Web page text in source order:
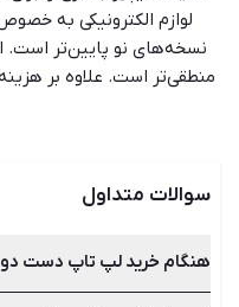
لوازم الکترونیکی به
نسخه‌های نو پایین‌تر است.
منطقی‌تر است. علاوه بر
خرید وسایل دست دوم
سوالات متداول
هنگام خرید لپ تاپ دست